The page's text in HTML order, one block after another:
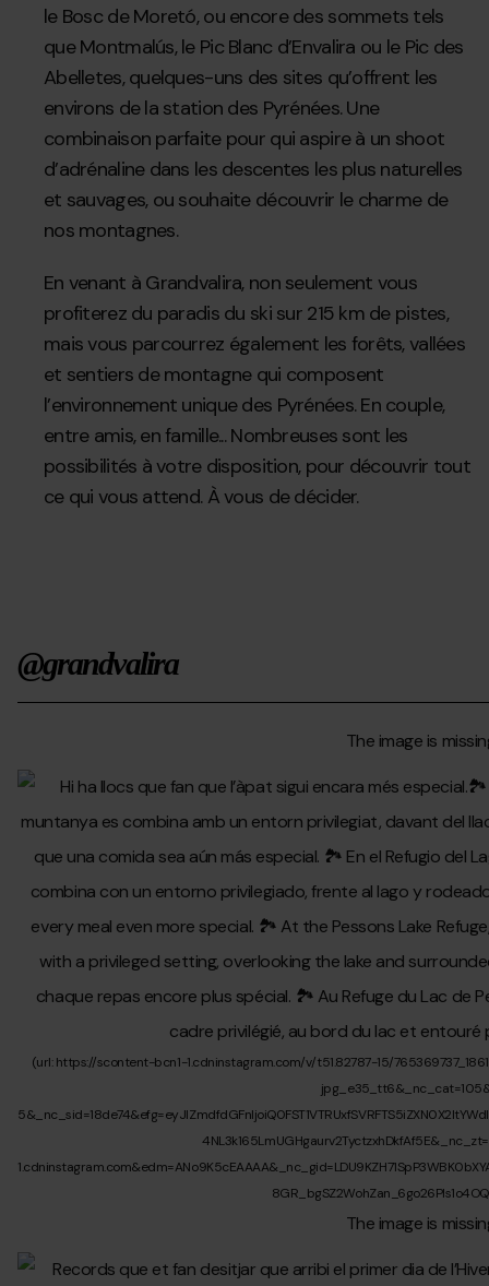
le Bosc de Moretó, ou encore des sommets tels
que Montmalús, le Pic Blanc d’Envalira ou le Pic des
Abelletes, quelques-uns des sites qu’offrent les
environs de la station des Pyrénées. Une
combinaison parfaite pour qui aspire à un shoot
d’adrénaline dans les descentes les plus naturelles
et sauvages, ou souhaite découvrir le charme de
nos montagnes.
En venant à Grandvalira, non seulement vous
profiterez du paradis du ski sur 215 km de pistes,
mais vous parcourrez également les forêts, vallées
et sentiers de montagne qui composent
l’environnement unique des Pyrénées. En couple,
entre amis, en famille... Nombreuses sont les
possibilités à votre disposition, pour découvrir tout
ce qui vous attend. À vous de décider.
@grandvalira